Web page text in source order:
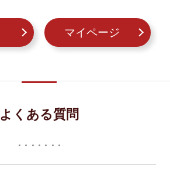
マイページ
よくある質問